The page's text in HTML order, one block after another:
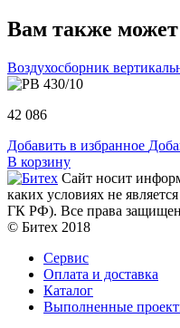
Вам также может
Воздухосборник
42 086
Добавить в избранное
В корзину
Сайт носит
каких условиях не
ГК РФ). Все права
© Битех 2018
Сервис
Оплата и доставка
Каталог
Выполненные